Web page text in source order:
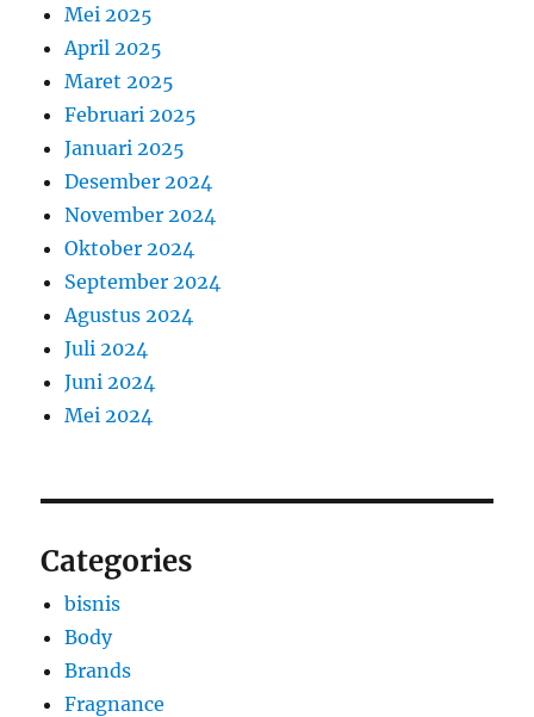
Mei 2025
April 2025
Maret 2025
Februari 2025
Januari 2025
Desember 2024
November 2024
Oktober 2024
September 2024
Agustus 2024
Juli 2024
Juni 2024
Mei 2024
Categories
bisnis
Body
Brands
Fragnance